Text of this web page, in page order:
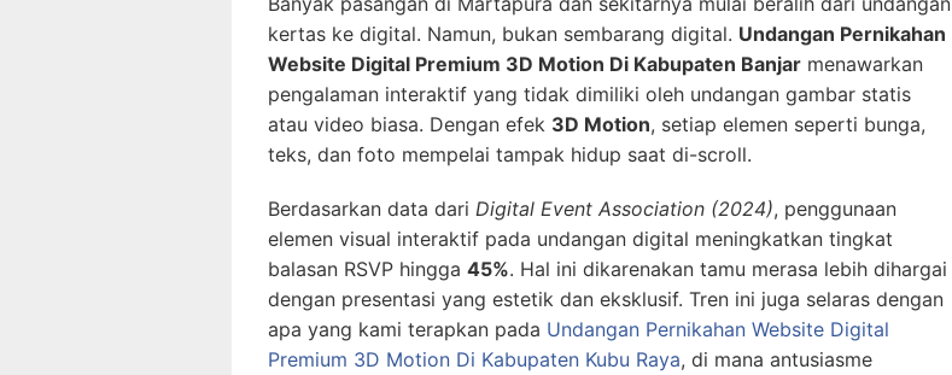
kertas ke digital. Namun, bukan sembarang digital. Undangan Pernikahan
Website Digital Premium 3D Motion Di Kabupaten Banjar menawarkan
pengalaman interaktif yang tidak dimiliki oleh undangan gambar statis
atau video biasa. Dengan efek 3D Motion, setiap elemen seperti bunga,
teks, dan foto mempelai tampak hidup saat di-scroll.
Berdasarkan data dari Digital Event Association (2024), penggunaan
elemen visual interaktif pada undangan digital meningkatkan tingkat
balasan RSVP hingga 45%. Hal ini dikarenakan tamu merasa lebih dihargai
dengan presentasi yang estetik dan eksklusif. Tren ini juga selaras dengan
apa yang kami terapkan pada Undangan Pernikahan Website Digital
Premium 3D Motion Di Kabupaten Kubu Raya, di mana antusiasme